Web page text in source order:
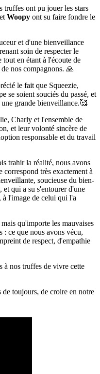
truffes ont pu jouer les stars
et Woopy ont su faire fondre le
et d'une bienveillance
soin de respecter le
en étant à l'écoute de
nos compagnons. 🙏
le fait que Squeezie,
se soient souciés du passé, et
grande bienveillance.🥰
Charly et l'ensemble de
et leur volonté sincère de
responsable et du travail
trahir la réalité, nous avons
correspond très exactement à
soucieuse du bien-
et qui a su s'entourer d'une
à l'image de celui qui l'a
qu'importe les mauvaises
: ce que nous avons vécu,
de respect, d'empathie
nos truffes de vivre cette
de toujours, de croire en notre